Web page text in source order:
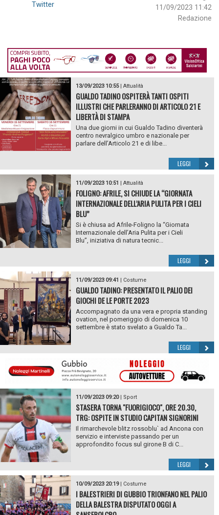
11/09/2023 11:42
Redazione
Twitter
13/09/2023 10:55| Attualità
GUALDO TADINO OSPITERÀ TANTI OSPITI
ILLUSTRI CHE PARLERANNO DI ARTICOLO 21 E
LIBERTÀ DI STAMPA
Una due giorni in cui Gualdo Tadino diventerà
centro nevralgico umbro e nazionale per
parlare dell’Articolo 21 e di libe...
LEGGI
11/09/2023 10:51 Attualità
FOLIGNO: AFRILE, SI CHIUDE LA “GIORNATA
INTERNAZIONALE DELL’ARIA PULITA PER I CIELI
BLU”
Si è chiusa ad Afrile-Foligno la “Giornata
Internazionale dell’Aria Pulita per i Cieli
Blu”, iniziativa di natura tecnic...
LEGGI
11/09/2023 09:41 Costume
GUALDO TADINO: PRESENTATO IL PALIO DEI
GIOCHI DE LE PORTE 2023
Accompagnato da una vera e propria standing
ovation, nel pomeriggio di domenica 10
settembre è stato svelato a Gualdo Ta...
LEGGI
11/09/2023 09:20| Sport
STASERA TORNA "FUORIGIOCO", ORE 20.30,
TRG: OSPITE IN STUDIO CAPITAN SIGNORINI
Il rimarchevole blitz rossoblu` ad Ancona con
servizio e interviste passando per un
approfondito focus sul girone B di C...
LEGGI
10/09/2023 20:19| Costume
I BALESTRIERI DI GUBBIO TRIONFANO NEL PALIO
DELLA BALESTRA DISPUTATO OGGI A